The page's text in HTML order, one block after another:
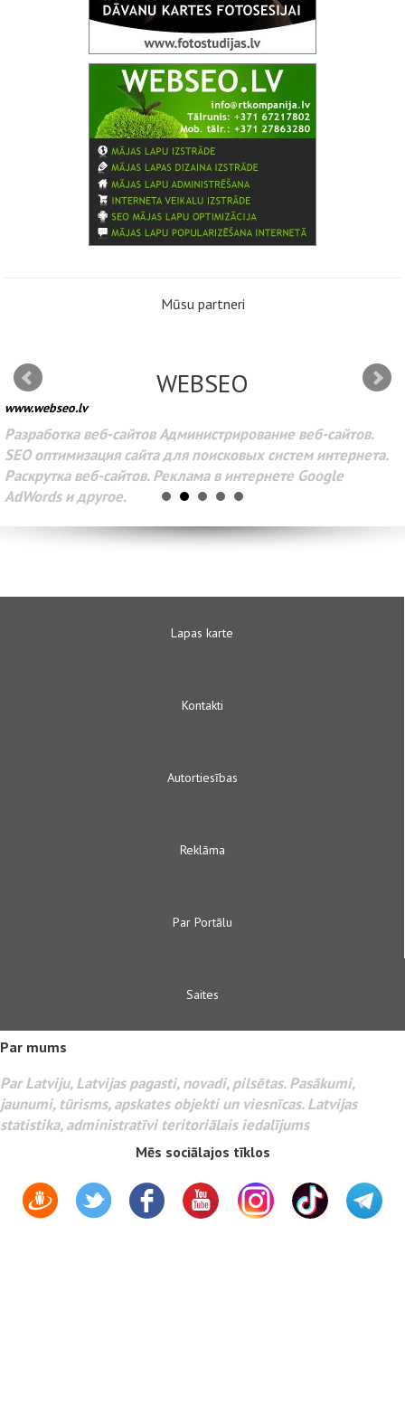
Mūsu partneri
WEBSEO
www.webseo.lv
Разработка веб-сайтов Администрирование веб-сайтов.
SEO оптимизация сайта для поисковых систем интернета.
Раскрутка веб-сайтов. Реклама в интернете Google
AdWords и другое.
Lapas karte
Kontakti
Autortiesības
Reklāma
Par Portālu
Saites
Par mums
Par Latviju, Latvijas pagasti, novadi, pilsētas. Pasākumi,
jaunumi, tūrisms, apskates objekti un viesnīcas. Latvijas
statistika, administratīvi teritoriālais iedalījums
Mēs sociālajos tīklos